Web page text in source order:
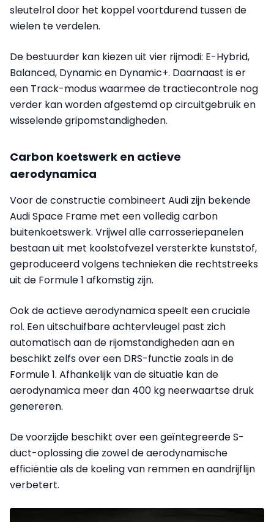
sleutelrol door het koppel voortdurend tussen de
wielen te verdelen.
De bestuurder kan kiezen uit vier rijmodi: E-Hybrid,
Balanced, Dynamic en Dynamic+. Daarnaast is er
een Track-modus waarmee de tractiecontrole nog
verder kan worden afgestemd op circuitgebruik en
wisselende gripomstandigheden.
Carbon koetswerk en actieve
aerodynamica
Voor de constructie combineert Audi zijn bekende
Audi Space Frame met een volledig carbon
buitenkoetswerk. Vrijwel alle carrosseriepanelen
bestaan uit met koolstofvezel versterkte kunststof,
geproduceerd volgens technieken die rechtstreeks
uit de Formule 1 afkomstig zijn.
Ook de actieve aerodynamica speelt een cruciale
rol. Een uitschuifbare achtervleugel past zich
automatisch aan de rijomstandigheden aan en
beschikt zelfs over een DRS-functie zoals in de
Formule 1. Afhankelijk van de situatie kan de
aerodynamica meer dan 400 kg neerwaartse druk
genereren.
De voorzijde beschikt over een geïntegreerde S-
duct-oplossing die zowel de aerodynamische
efficiëntie als de koeling van remmen en aandrijflijn
verbetert.